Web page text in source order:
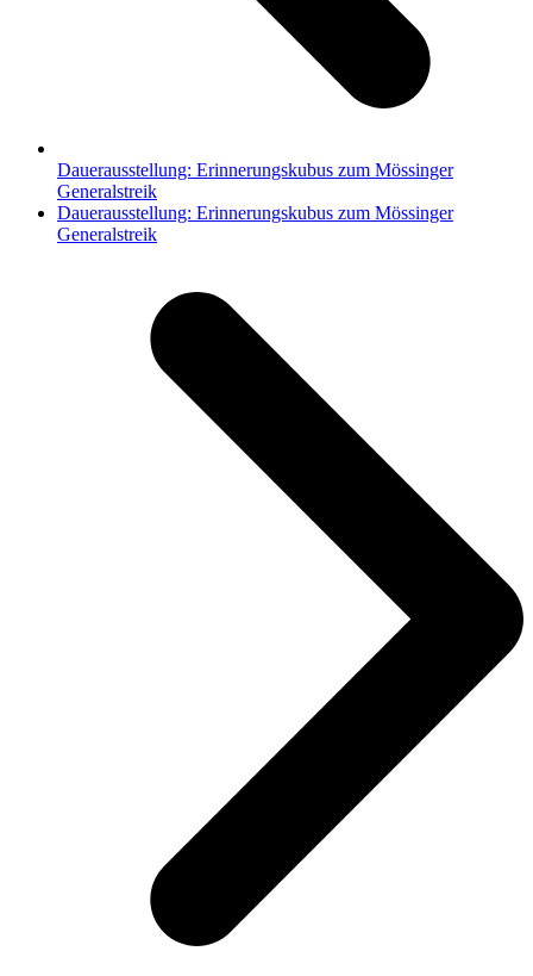
Dauerausstellung: Erinnerungskubus zum Mössinger
Generalstreik
Nächster
Beitrag:
Dauerausstellung: Erinnerungskubus zum Mössinger
Generalstreik